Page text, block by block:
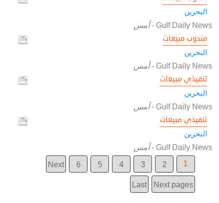
البحرين
Gulf Daily News
-أمس
مندوب مبيعات
البحرين
Gulf Daily News
-أمس
تنفيذي مبيعات
البحرين
Gulf Daily News
-أمس
تنفيذي مبيعات
البحرين
Gulf Daily News
-أمس
1
2
3
4
5
6
Next
Next pages
Last